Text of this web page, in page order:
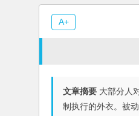
文章摘要 大部分人
制执行的外衣。被
A+